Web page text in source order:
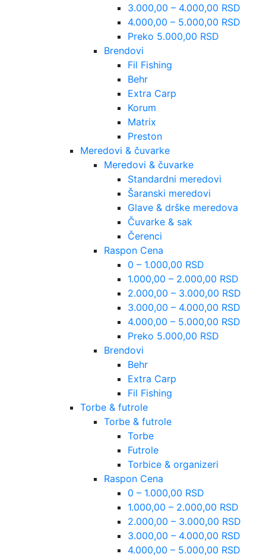
3.000,00 – 4.000,00 RSD
4.000,00 – 5.000,00 RSD
Preko 5.000,00 RSD
Brendovi
Fil Fishing
Behr
Extra Carp
Korum
Matrix
Preston
Meredovi & čuvarke
Meredovi & čuvarke
Standardni meredovi
Šaranski meredovi
Glave & drške meredova
Čuvarke & sak
Čerenci
Raspon Cena
0 – 1.000,00 RSD
1.000,00 – 2.000,00 RSD
2.000,00 – 3.000,00 RSD
3.000,00 – 4.000,00 RSD
4.000,00 – 5.000,00 RSD
Preko 5.000,00 RSD
Brendovi
Behr
Extra Carp
Fil Fishing
Torbe & futrole
Torbe & futrole
Torbe
Futrole
Torbice & organizeri
Raspon Cena
0 – 1.000,00 RSD
1.000,00 – 2.000,00 RSD
2.000,00 – 3.000,00 RSD
3.000,00 – 4.000,00 RSD
4.000,00 – 5.000,00 RSD